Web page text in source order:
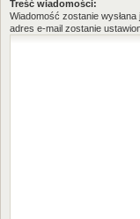
Treść wiadomości:
Wiadomość zostanie
adres e-mail zostanie